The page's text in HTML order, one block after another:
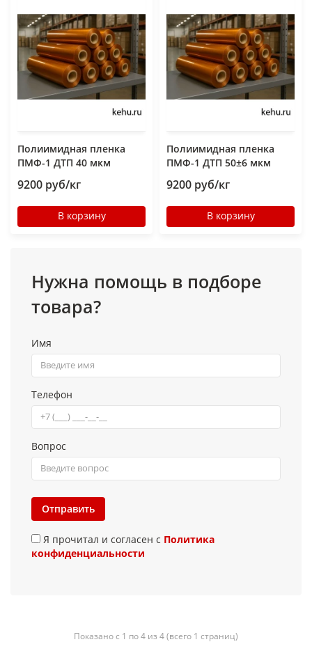
Полиимидная пленка
ПМФ-1 ДТП 40 мкм
9200 руб/кг
В корзину
Полиимидная пленка
ПМФ-1 ДТП 50±6 мкм
9200 руб/кг
В корзину
Нужна помощь в подборе
товара?
Имя
Телефон
Вопрос
Отправить
Я прочитал и согласен с Политика
конфиденциальности
Показано с 1 по 4 из 4 (всего 1 страниц)